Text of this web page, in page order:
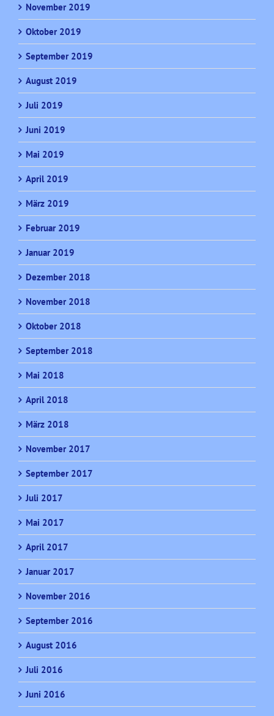
November 2019
Oktober 2019
September 2019
August 2019
Juli 2019
Juni 2019
Mai 2019
April 2019
März 2019
Februar 2019
Januar 2019
Dezember 2018
November 2018
Oktober 2018
September 2018
Mai 2018
April 2018
März 2018
November 2017
September 2017
Juli 2017
Mai 2017
April 2017
Januar 2017
November 2016
September 2016
August 2016
Juli 2016
Juni 2016